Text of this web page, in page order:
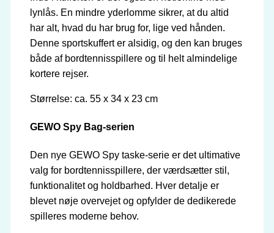
lynlås. En mindre yderlomme sikrer, at du altid
har alt, hvad du har brug for, lige ved hånden.
Denne sportskuffert er alsidig, og den kan bruges
både af bordtennisspillere og til helt almindelige
kortere rejser.
Størrelse: ca. 55 x 34 x 23 cm
GEWO Spy Bag-serien
Den nye GEWO Spy taske-serie er det ultimative
valg for bordtennisspillere, der værdsætter stil,
funktionalitet og holdbarhed. Hver detalje er
blevet nøje overvejet og opfylder de dedikerede
spilleres moderne behov.